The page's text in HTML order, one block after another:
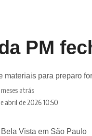
PM
materiais para preparo
abril de 2026 10:50
atrás